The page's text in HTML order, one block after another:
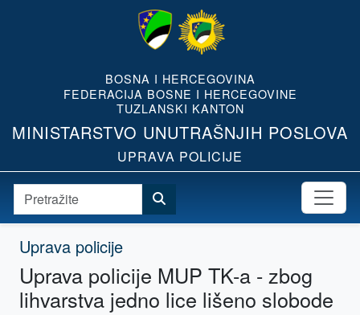
BOSNA I HERCEGOVINA
FEDERACIJA BOSNE I HERCEGOVINE
TUZLANSKI KANTON
MINISTARSTVO UNUTRAŠNJIH POSLOVA
UPRAVA POLICIJE
Uprava policije
Uprava policije MUP TK-a - zbog
lihvarstva jedno lice lišeno slobode